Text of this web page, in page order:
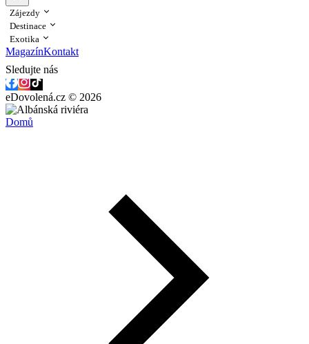
Zájezdy
Destinace
Exotika
MagazínKontakt
Sledujte nás
eDovolená.cz © 2026
Domů